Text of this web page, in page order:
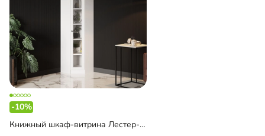
-10%
Книжный шкаф-витрина Лестер-9-500 угловой